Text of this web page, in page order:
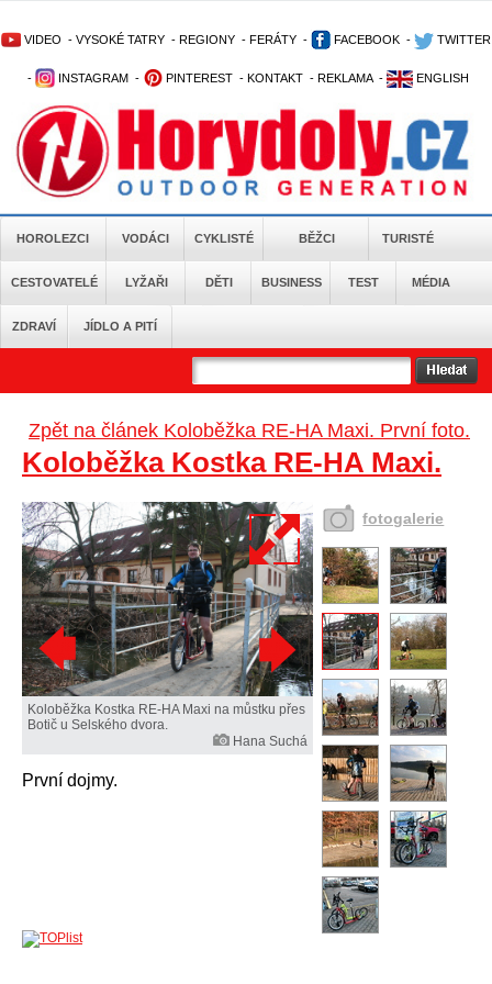
VIDEO - VYSOKÉ TATRY - REGIONY - FERÁTY - FACEBOOK - TWITTER
- INSTAGRAM - PINTEREST - KONTAKT - REKLAMA - ENGLISH
HOROLEZCI VODÁCI CYKLISTÉ BĚŽCI TURISTÉ
CESTOVATELÉ LYŽAŘI DĚTI BUSINESS TEST MÉDIA
ZDRAVÍ JÍDLO A PITÍ
Zpět na článek Koloběžka RE-HA Maxi. První foto.
Koloběžka Kostka RE-HA Maxi.
Koloběžka Kostka RE-HA Maxi na můstku přes
Botič u Selského dvora.
Hana Suchá
První dojmy.
fotogalerie